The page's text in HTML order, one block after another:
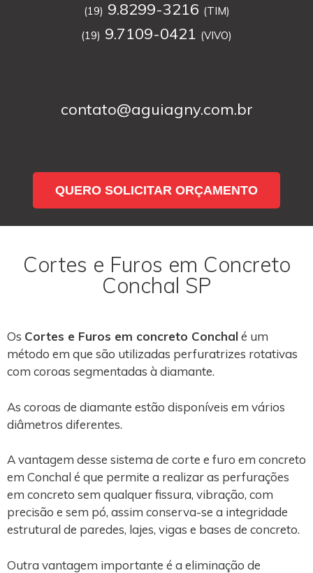
(19) 9.8299-3216 (TIM)
(19) 9.7109-0421 (VIVO)
contato@aguiagny.com.br
QUERO SOLICITAR ORÇAMENTO
Cortes e Furos em Concreto
Conchal SP
Os Cortes e Furos em concreto Conchalé um
método em que são utilizadas perfuratrizes rotativas
com coroas segmentadas à diamante.
As coroas de diamante estão disponíveis em vários
diâmetros diferentes.
A vantagem desse sistema de corte e furo em concreto
em Conchal é que permite a realizar as perfurações
em concreto sem qualquer fissura, vibração, com
precisão e sem pó, assim conserva-se a integridade
estrutural de paredes, lajes, vigas e bases de concreto.
Outra vantagem importante é a eliminação de